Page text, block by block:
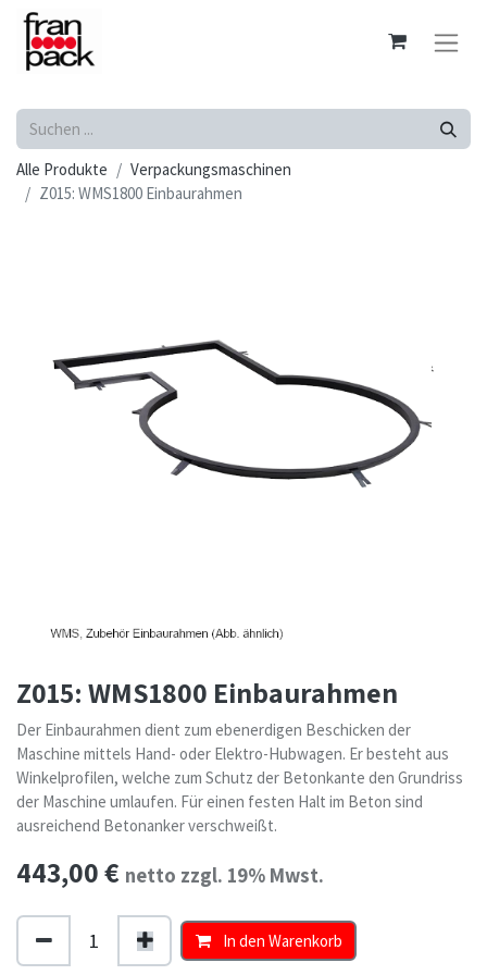
Alle Produkte
Verpackungsmaschinen
Z015: WMS1800 Einbaurahmen
Z015: WMS1800 Einbaurahmen
Der Einbaurahmen dient zum ebenerdigen Beschicken der
Maschine mittels Hand- oder Elektro-Hubwagen. Er besteht aus
Winkelprofilen, welche zum Schutz der Betonkante den Grundriss
der Maschine umlaufen. Für einen festen Halt im Beton sind
ausreichend Betonanker verschweißt.
443,00€ netto zzgl. 19% Mwst.
In den Warenkorb